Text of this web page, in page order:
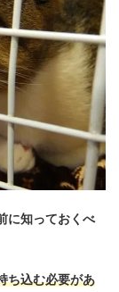
に知っておくべ
ち込む必要があ